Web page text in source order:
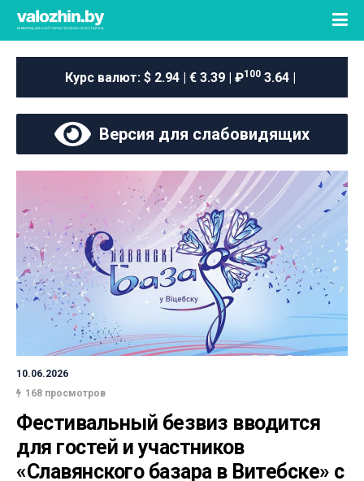
Курс валют: $ 2.94 | € 3.39 | ₽100 3.64 |
Версия для слабовидящих
10.06.2026
168 просмотров
Фестивальный безвиз вводится
для гостей и участников
«Славянского базара в Витебске» с